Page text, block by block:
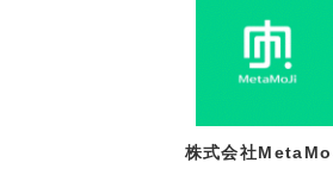
株式会社